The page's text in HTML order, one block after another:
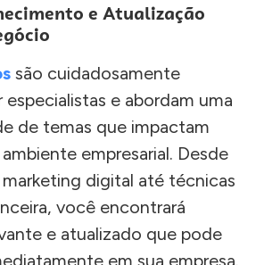
e Atualização
são cuidadosamente
especialistas e abordam uma
de temas que impactam
empresarial. Desde
digital até técnicas
você encontrará
e atualizado que pode